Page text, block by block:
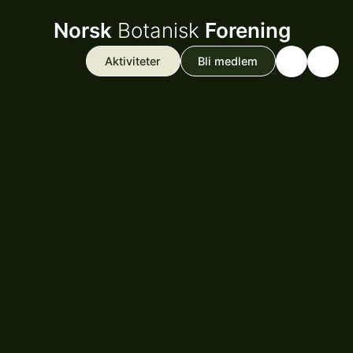
Norsk Botanisk Forening
Aktiviteter Bli medlem Search